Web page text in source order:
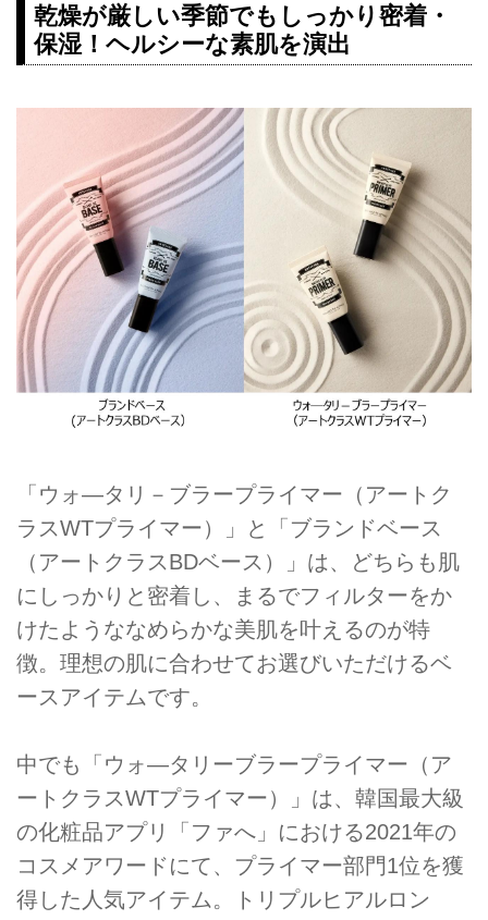
乾燥が厳しい季節でもしっかり密着・
保湿！ヘルシーな素肌を演出
「ウォ―タリ－ブラープライマー（アートク
ラスWTプライマー）」と「ブランドベース
（アートクラスBDベース）」は、どちらも肌
にしっかりと密着し、まるでフィルターをか
けたようななめらかな美肌を叶えるのが特
徴。理想の肌に合わせてお選びいただけるベ
ースアイテムです。
中でも「ウォ―タリーブラープライマー（ア
ートクラスWTプライマー）」は、韓国最大級
の化粧品アプリ「ファへ」における2021年の
コスメアワードにて、プライマー部門1位を獲
得した人気アイテム。トリプルヒアルロン